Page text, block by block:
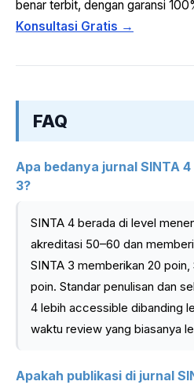
benar terbit, dengan garansi
Konsultasi Gratis →
FAQ
Apa bedanya jurnal SINTA
3?
SINTA 4 berada di level
akreditasi 50–60 dan
SINTA 3 memberikan 20
poin. Standar penulisan dan
4 lebih accessible dibanding
waktu review yang biasanya
Apakah publikasi di jurnal